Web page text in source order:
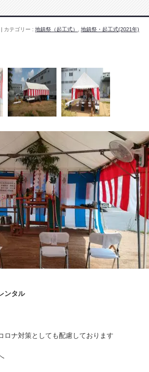
カテゴリー : 地鎮祭（起工式） 地鎮祭・起工式(2021年)
ンタル
ロナ対策としても配慮しております